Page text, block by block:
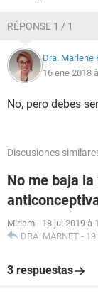
RÉPONSE 1 / 1
Dra. Marlene
16 ene 2018
No, pero debes
Discusiones
No me baja
Miriam - 18 jul 2019 à
DRA. MARNET - 19
3 respuestas